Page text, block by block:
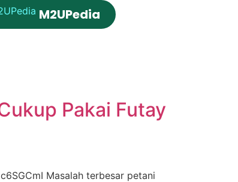
M2UPedia
Pakai Futay
Masalah terbesar petani